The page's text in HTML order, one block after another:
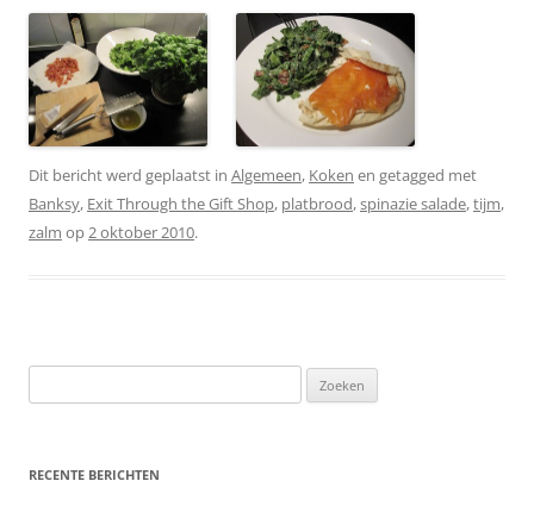
Dit bericht werd geplaatst in Algemeen, Koken en getagged met
Banksy, Exit Through the Gift Shop, platbrood,spinazie salade,tijm,
zalm op2 oktober 2010.
naar:
RECENTE BERICHTEN